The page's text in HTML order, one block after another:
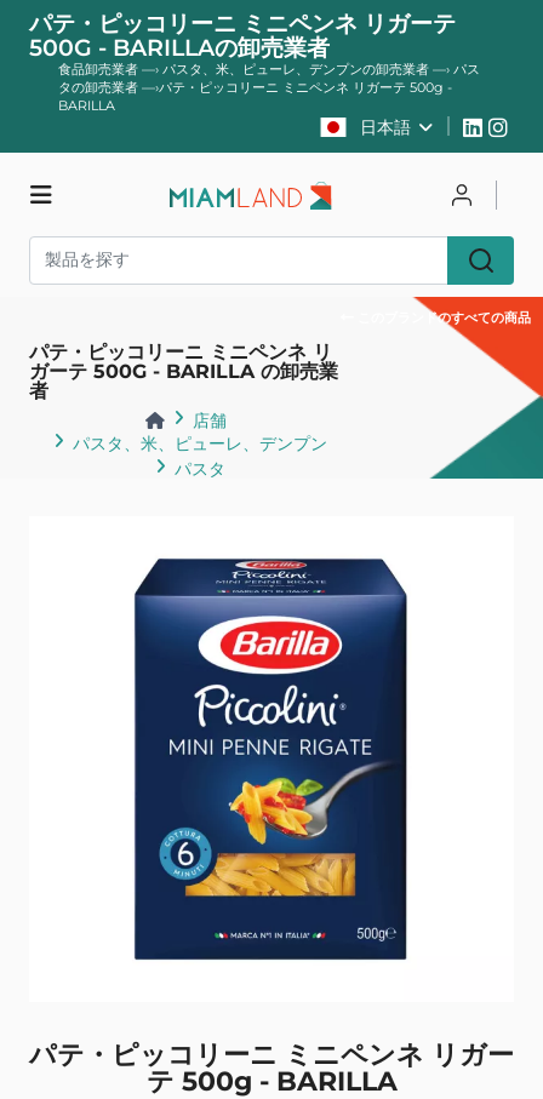
パテ・ピッコリーニ ミニペンネ リガーテ
500G - BARILLAの卸売業者
食品卸売業者 —› パスタ、米、ピューレ、デンプンの卸売業者 —› パス
タの卸売業者 —›パテ・ピッコリーニ ミニペンネ リガーテ 500g -
BARILLA
日本語
パテ・ピッコリーニ ミニペンネ リ
ガーテ 500G - BARILLA の卸売業
者
店舗
パスタ、米、ピューレ、デンプン
パスタ
このブランドのすべての商品
パテ・ピッコリーニ ミニペンネ リガー
テ 500g - BARILLA
ログイン 登録する